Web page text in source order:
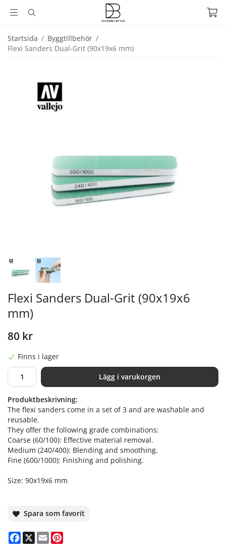
Startsida / Byggtillbehör /
Flexi Sanders Dual-Grit (90x19x6 mm)
Flexi Sanders Dual-Grit (90x19x6
mm)
80 kr
Finns i lager
Lägg i varukorgen
Produktbeskrivning:
The flexi sanders come in a set of 3 and are washable and
reusable.
They offer the following grade combinations:
Coarse (60/100): Effective material removal.
Medium (240/400): Blending and smoothing.
Fine (600/1000): Finishing and polishing.
Size: 90x19x6 mm
Spara som favorit
Facebook
X Email